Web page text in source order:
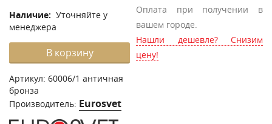
Наличие: Уточняйте у
менеджера
В корзину
Артикул: 60006/1 античная
бронза
Производитель: Eurosvet
Оплата при получении в
вашем городе.
Нашли дешевле? Снизим
цену!